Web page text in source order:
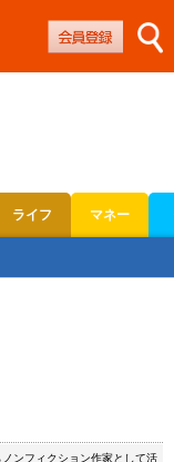
ライフ マネー
ンフィクション作家として活